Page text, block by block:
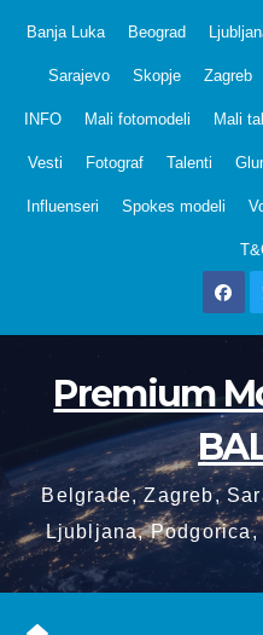
Banja Luka Beograd
Sarajevo Skopje Zagreb
INFO Mali fotomodeli Mali
Vesti Fotograf Talenti
Influenseri Spokes modeli
Premium
Belgrade, Zagreb,
Ljubljana,